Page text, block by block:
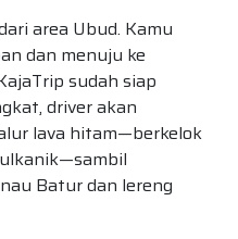
area Ubud. Kamu
dan menuju ke
sudah siap
driver akan
lava hitam—berkelok
Batur dan lereng